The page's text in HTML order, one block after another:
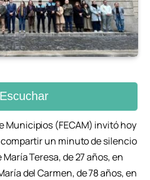
Municipios (FECAM) invitó hoy
un minuto de silencio
Teresa, de 27 años, en
del Carmen, de 78 años, en